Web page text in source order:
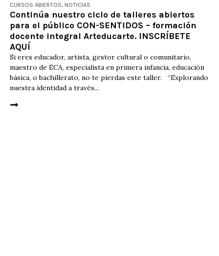
CURSOS ABIERTOS, NOTICIAS
Continúa nuestro ciclo de talleres abiertos
para el público CON-SENTIDOS – formación
docente integral Arteducarte. INSCRÍBETE
AQUÍ
Si eres educador, artista, gestor cultural o comunitario,
maestro de ECA, especialista en primera infancia, educación
básica, o bachillerato, no te pierdas este taller. “Explorando
nuestra identidad a través...